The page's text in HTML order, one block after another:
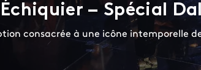
– Spécial
consacrée à une icône intemporelle